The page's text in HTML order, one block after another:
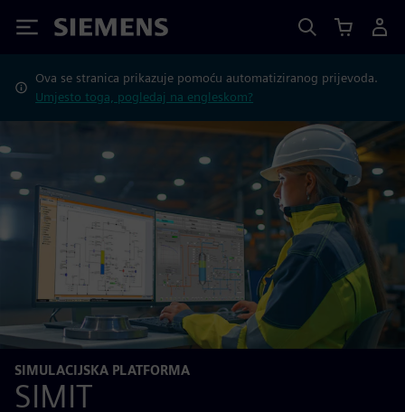
Siemens
Ova se stranica prikazuje pomoću automatiziranog prijevoda.
Umjesto toga, pogledaj na engleskom?
SIMULACIJSKA PLATFORMA
SIMIT